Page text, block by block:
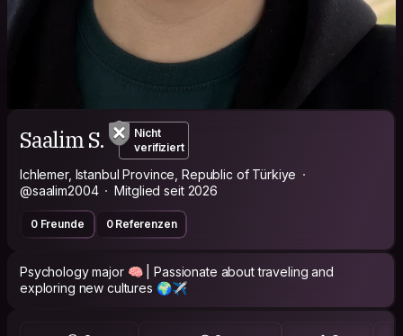
Saalim S.
Nicht
verifiziert
Ichlemer, Istanbul Province, Republic of Türkiye
@saalim2004
Mitglied seit 2026
0 Freunde 0 Referenzen
Psychology major 🧠 | Passionate about traveling and
exploring new cultures 🌍✈️